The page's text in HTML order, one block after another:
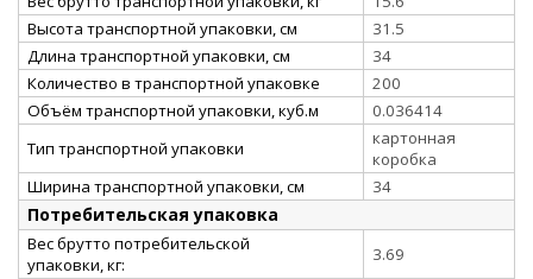
Высота транспортной упаковки, см
31.5
Длина транспортной упаковки, см
34
Количество в транспортной упаковке
200
Объём транспортной упаковки, куб.м
0.036414
Тип транспортной упаковки
картонная
коробка
Ширина транспортной упаковки, см
34
Потребительская упаковка
Вес брутто потребительской
упаковки, кг:
3.69